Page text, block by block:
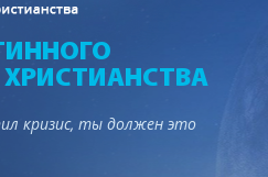
кризис, ты должен это